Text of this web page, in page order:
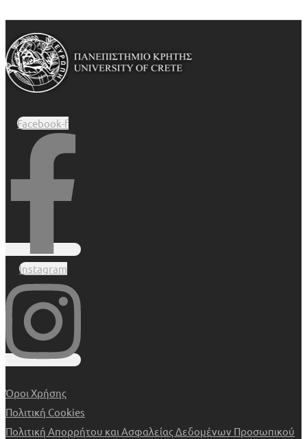
Facebook-f
Instagram
Όροι Χρήσης
Πολιτική Cookies
Πολιτική Απορρήτου και Ασφαλείας Δεδομένων Προσωπικού